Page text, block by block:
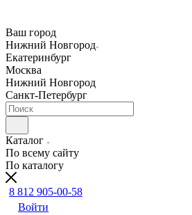
Ваш город
Нижний Новгород
Екатеринбург
Москва
Нижний Новгород
Санкт-Петербург
Каталог
По всему сайту
По каталогу
8 812 905-00-58
Войти